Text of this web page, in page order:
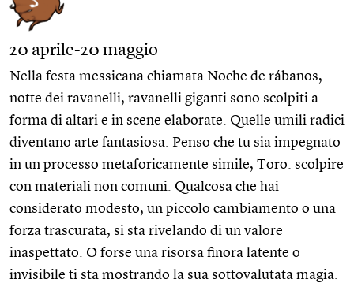
20 aprile-20 maggio
Nella festa messicana chiamata Noche de rábanos,
notte dei ravanelli, ravanelli giganti sono scolpiti a
forma di altari e in scene elaborate. Quelle umili radici
diventano arte fantasiosa. Penso che tu sia impegnato
in un processo metaforicamente simile, Toro: scolpire
con materiali non comuni. Qualcosa che hai
considerato modesto, un piccolo cambiamento o una
forza trascurata, si sta rivelando di un valore
inaspettato. O forse una risorsa finora latente o
invisibile ti sta mostrando la sua sottovalutata magia.